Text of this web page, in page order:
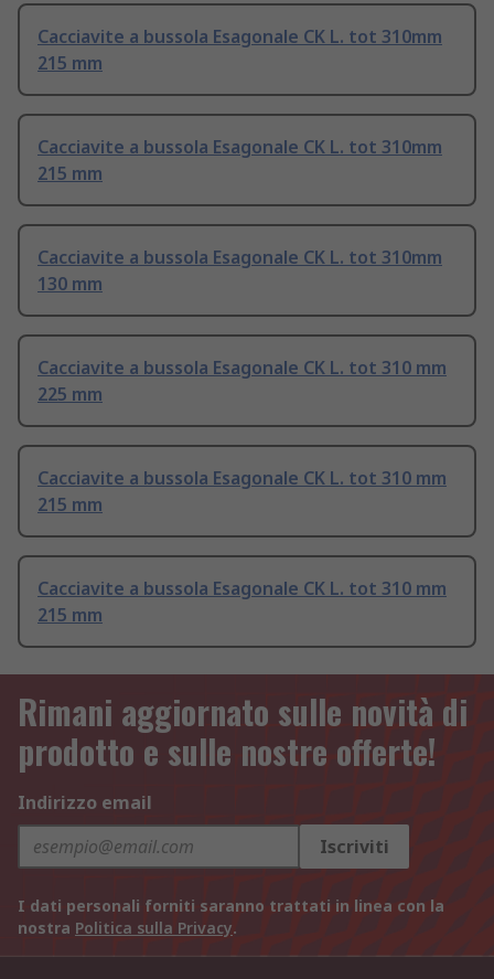
Cacciavite a bussola Esagonale CK L. tot 310mm
215 mm
Cacciavite a bussola Esagonale CK L. tot 310mm
215 mm
Cacciavite a bussola Esagonale CK L. tot 310mm
130 mm
Cacciavite a bussola Esagonale CK L. tot 310 mm
225 mm
Cacciavite a bussola Esagonale CK L. tot 310 mm
215 mm
Cacciavite a bussola Esagonale CK L. tot 310 mm
215 mm
Rimani aggiornato sulle novità di
prodotto e sulle nostre offerte!
Indirizzo email
Iscriviti
I dati personali forniti saranno trattati in linea con la
nostra Politica sulla Privacy.